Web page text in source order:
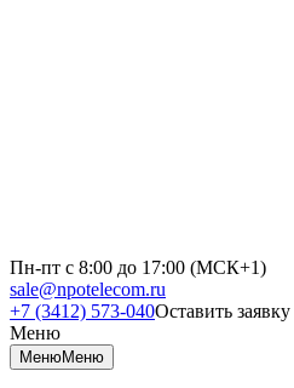
Пн-пт с 8:00 до 17:00 (МСК+1)
sale@npotelecom.ru
+7 (3412) 573-040Оставить заявку
Меню
МенюМеню